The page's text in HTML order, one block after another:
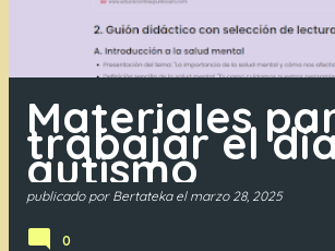
Materiales
trabajar el
autismo
publicado por Bertateka el marzo 28, 2025
0